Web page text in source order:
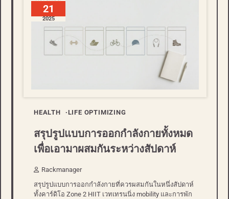
21
2025
HEALTH LIFE OPTIMIZING
สรุปรูปแบบการออกกำลังกายทั้งหมด
เพื่อเอามาผสมกันระหว่างสัปดาห์​
Rackmanager
สรุปรูปแบบการออกกำลังกายที่ควรผสมกันในหนึ่งสัปดาห์
ทั้งคาร์ดิโอ Zone 2 HIIT เวทเทรนนิ่ง mobility และการพัก